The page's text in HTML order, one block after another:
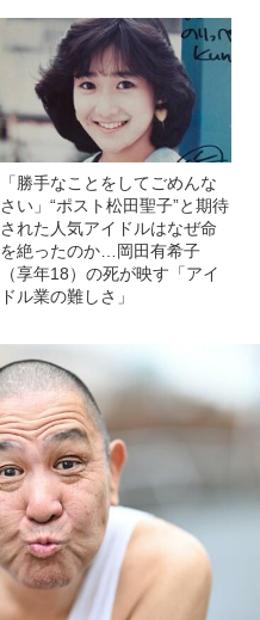
「勝手なことをしてごめんな
さい」“ポスト松田聖子”と期待
された人気アイドルはなぜ命
を絶ったのか…岡田有希子
（享年18）の死が映す「アイ
ドル業の難しさ」